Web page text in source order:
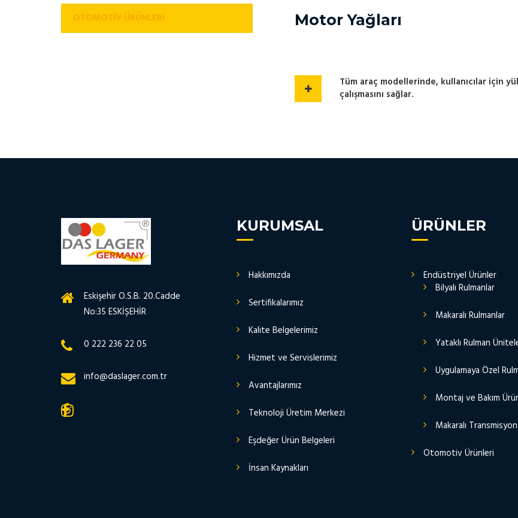
Motor Yağları
Tüm araç modellerinde, kullanıcılar için
çalışmasını sağlar.
OTOMOTIV ÜRÜNLERI
Eskişehir O.S.B. 20.Cadde
No:35 ESKİŞEHİR
0 222 236 22 05
info@daslager.com.tr
KURUMSAL
Hakkımızda
Sertifikalarımız
Kalite Belgelerimiz
Hizmet ve Servislerimiz
Avantajlarımız
Teknoloji Üretim Merkezi
Eşdeğer Ürün Belgeleri
İnsan Kaynakları
ÜRÜNLER
Endüstriyel Ürünler
Bilyalı Rulmanlar
Makaralı Rulmanlar
Yataklı Rulman
Uygulamaya Özel
Montaj ve Bakım
Makaralı
Otomotiv Ürünleri